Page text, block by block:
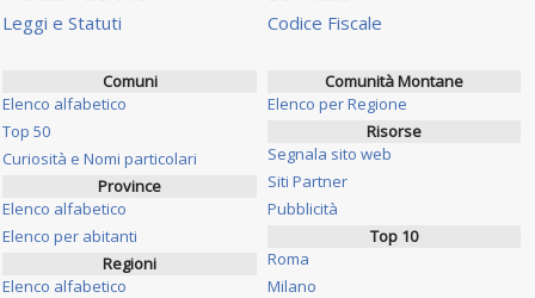
Leggi e Statuti
Codice Fiscale
Comuni
Elenco alfabetico
Top 50
Curiosità e Nomi particolari
Province
Elenco alfabetico
Elenco per abitanti
Regioni
Elenco alfabetico
Comunità Montane
Elenco per Regione
Risorse
Segnala sito web
Siti Partner
Pubblicità
Top 10
Roma
Milano